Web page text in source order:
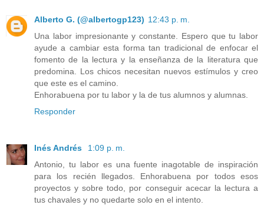
Alberto G. (@albertogp123) 12:43 p. m.
Una labor impresionante y constante. Espero que tu labor
ayude a cambiar esta forma tan tradicional de enfocar el
fomento de la lectura y la enseñanza de la literatura que
predomina. Los chicos necesitan nuevos estímulos y creo
que este es el camino.
Enhorabuena por tu labor y la de tus alumnos y alumnas.
Responder
Inés Andrés
1:09 p. m.
Antonio, tu labor es una fuente inagotable de inspiración
para los recién llegados. Enhorabuena por todos esos
proyectos y sobre todo, por conseguir acecar la lectura a
tus chavales y no quedarte solo en el intento.